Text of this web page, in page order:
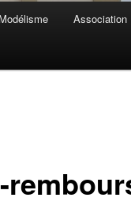
Modélisme Association